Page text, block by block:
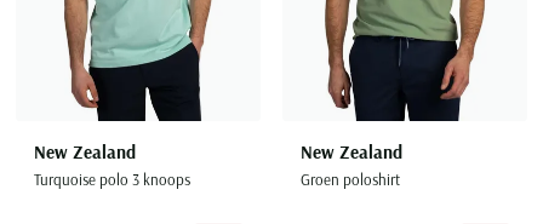
New Zealand
Turquoise polo 3 knoops
New Zealand
Groen poloshirt